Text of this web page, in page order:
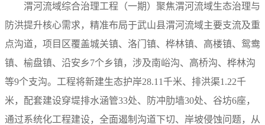
渭河流域综合治理工程（一期）聚焦渭河流域生态治理与
防洪提升核心需求，精准布局于武山县渭河流域主要支流及重
点沟道，项目区覆盖城关镇、洛门镇、桦林镇、高楼镇、鸳鸯
镇、榆盘镇、沿安乡7个乡镇，涉及南峪沟、高桥沟、桦林沟
等9个支沟。工程将新建生态护岸28.11千米、排洪渠1.22千
米，配套建设穿堤排水涵管33处、防冲肋墙30处、谷坊6座，
通过系统化工程建设，全面遏制沟道下切、岸坡侵蚀问题，从